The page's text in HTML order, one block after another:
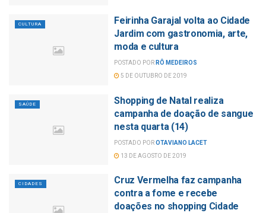
CULTURA
Feirinha Garajal volta ao Cidade
Jardim com gastronomia, arte,
moda e cultura
POSTADO POR RÔ MEDEIROS
5 DE OUTUBRO DE 2019
SAÚDE
Shopping de Natal realiza
campanha de doação de sangue
nesta quarta (14)
POSTADO POROTAVIANO LACET
13 DE AGOSTO DE 2019
CIDADES
Cruz Vermelha faz campanha
contra a fome e recebe
doações no shopping Cidade